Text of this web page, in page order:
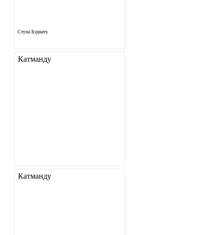
Ступа Буднатх
Катманду
Катманду